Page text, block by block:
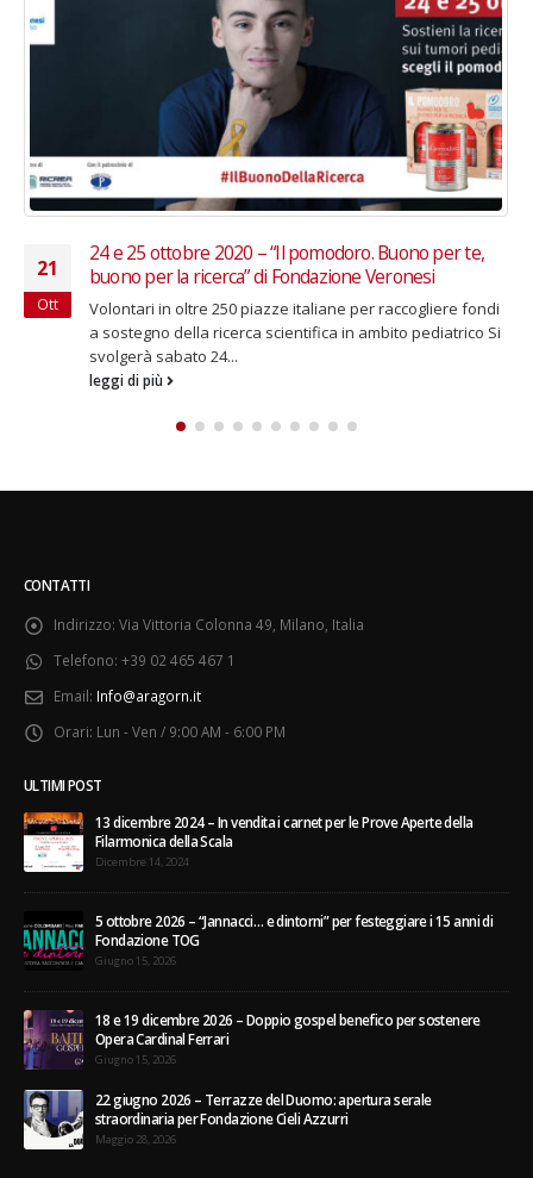
13
Lug
Al Bano in concerto per Progetto Itaca
Aprono le prenotazioni per l’evento benefico in
programma il 18 ottobre a Milano Una serata che unisce
un pezzo di storia...
leggi di più
Telefono: +39 02 465 467 1
Email: Info@aragorn.it
Orari: Lun - Ven / 9:00 AM - 6:00 PM
Filarmonica della Scala
Dicembre 14, 2024
5 ottobre 2026 – “Jannacci… e dintorni” per festeggiare i 15 anni di
Fondazione TOG
Giugno 15, 2026
18 e 19 dicembre 2026 – Doppio gospel benefico per sostenere
Opera Cardinal Ferrari
Giugno 15, 2026
straordinaria per Fondazione Cieli Azzurri
Maggio 28, 2026